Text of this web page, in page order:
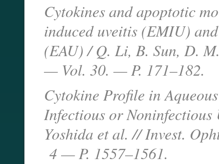
Cytokines and apoptotic
induced uveitis (EMIU)
(EAU) / Q. Li, B. Sun, D.
— Vol. 30. — P. 171–182.
Cytokine Profile in
Infectious or Noninfectious
Yoshida et al. // Invest.
4 — P. 1557–1561.